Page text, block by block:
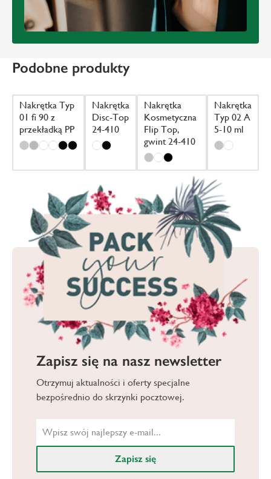
Podobne produkty
Nakrętka Typ
01 fi 90 z
przekładką PP
Nakrętka
Disc-Top
24-410
Nakrętka
Kosmetyczna
Flip Top,
gwint 24-410
Nakrętka
Typ 02 A
5-10 ml
Zapisz się na nasz newsletter
Otrzymuj aktualności i oferty specjalne
bezpośrednio do skrzynki pocztowej.